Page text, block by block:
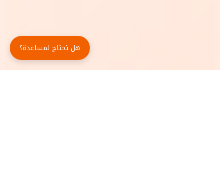
هل تحتاج لمساعدة؟